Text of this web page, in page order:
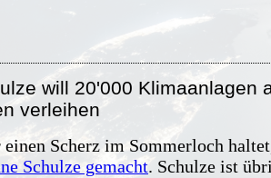
will 20'000 Klimaanlagen
verleihen
einen Scherz im Sommerloch
Schulze gemacht. Schulze ist